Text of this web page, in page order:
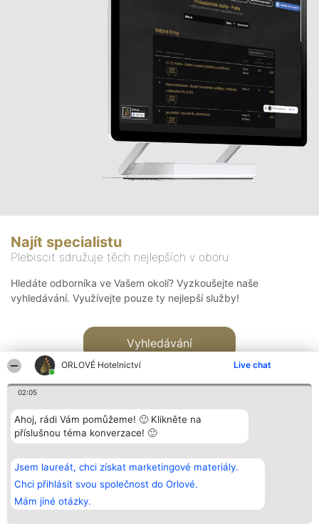
ORLOVÉ Hotelnictví Live chat
02:05
Ahoj, rádi Vám pomůžeme! 🙂 Klikněte na
příslušnou téma konverzace! 🙂
Jsem laureát, chci získat marketingové materiály.
Chci přihlásit svou společnost do Orlové.
Mám jiné otázky.
Najít specialistu
Plebiscit sdružuje těch nejlepších v oboru
Hledáte odborníka ve Vašem okolí? Vyzkoušejte naše
vyhledávání. Využívejte pouze ty nejlepší služby!
Vyhledávání
Bright Side Solutions sp. z o.
o. sp. k.
ul. Ruska 22
Wrocław 50-079
KRS 0000749100 | Regon
381313360 | NIP 8943132676
Vítězové
Seznam všech
laureátů
Zásady
Zásady
Kontakt